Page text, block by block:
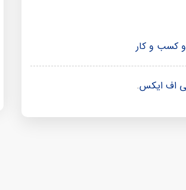
کسب و کار
اف ایکس.